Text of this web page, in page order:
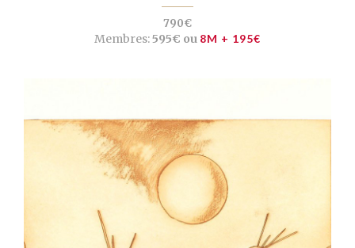
790€
Membres:595€ ou 8M + 195€